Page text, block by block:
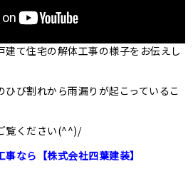
て住宅の解体工事の様子をお伝えし
び割れから雨漏りが起こっているこ
覧ください(^^)/
なら【株式会社四葉建装】